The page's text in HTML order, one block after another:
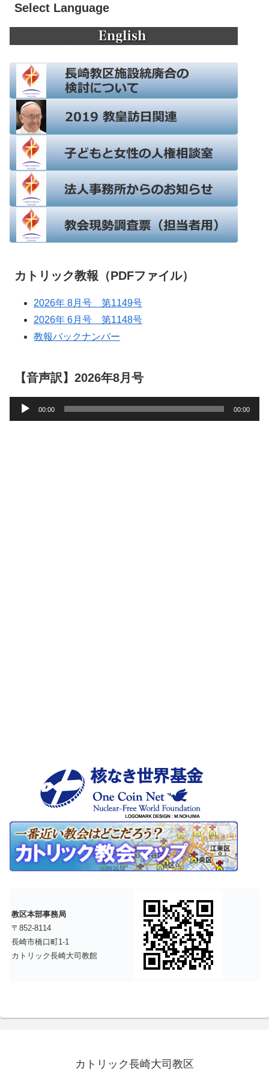
Select Language
カトリック教報（PDFファイル）
2026年 8月号 第1149号
2026年 6月号 第1148号
教報バックナンバー
【音声訳】2026年8月号
声
00:00 00:00
教区本部事務局
〒852-8114
長崎市橋口町1-1
カトリック長崎大司教館
カトリック長崎大司教区